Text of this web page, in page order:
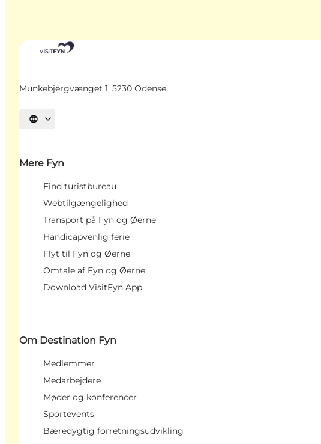
Munkebjergvænget 1, 5230 Odense
Vælg sprog
Mere Fyn
Find turistbureau
Webtilgængelighed
Transport på Fyn og Øerne
Handicapvenlig ferie
Flyt til Fyn og Øerne
Omtale af Fyn og Øerne
Download VisitFyn App
Om Destination Fyn
Medlemmer
Medarbejdere
Møder og konferencer
Sportevents
Bæredygtig forretningsudvikling